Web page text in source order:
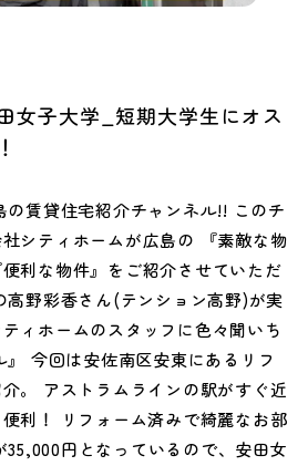
女子大学_短期大学生にオス
の賃貸住宅紹介チャンネル!! このチ
シティホームが広島の 『素敵な物
利な物件』をご紹介させていただ
高野彩香さん(テンション高野)が実
ィホームのスタッフに色々聞いち
今回は安佐南区安東にあるリフ
。 アストラムラインの駅がすぐ近
利！ リフォーム済みで綺麗なお部
円となっているので、安田女